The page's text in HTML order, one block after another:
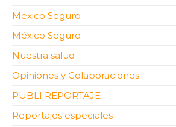
Mexico Seguro
México Seguro
Nuestra salud
Opiniones y Colaboraciones
PUBLI REPORTAJE
Reportajes especiales